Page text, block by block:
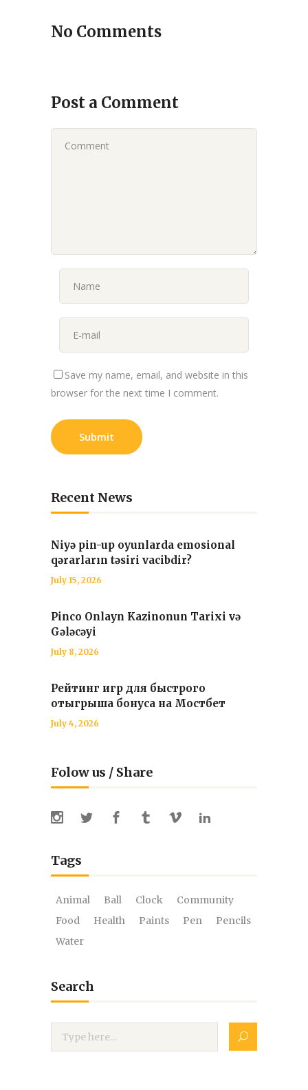
No Comments
Post a Comment
Save my name, email, and website in this
browser for the next time I comment.
Recent News
Niyə pin-up oyunlarda emosional
qərarların təsiri vacibdir?
July 15, 2026
Pinco Onlayn Kazinonun Tarixi və
Gələcəyi
July 8, 2026
Рейтинг игр для быстрого
отыгрыша бонуса на Мостбет
July 4, 2026
Folow us / Share
Tags
Animal Ball Clock
Community
Food
Health Paints Pen
Pencils
Water
Search